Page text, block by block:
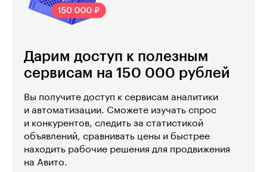
Дарим доступ к полезным
сервисам на 150 000 рублей
Вы получите доступ к сервисам аналитики
и автоматизации. Сможете изучать спрос
и конкурентов, следить за статистикой
объявлений, сравнивать цены и быстрее
находить рабочие решения для продвижения
на Авито.